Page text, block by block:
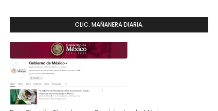
CLIC. MAÑANERA DIARIA.